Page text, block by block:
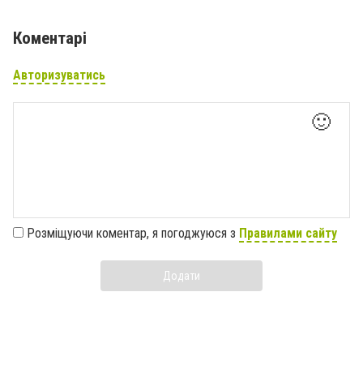
Коментарі
Авторизуватись
🙂
Розміщуючи коментар, я погоджуюся з Правилами сайту
Додати